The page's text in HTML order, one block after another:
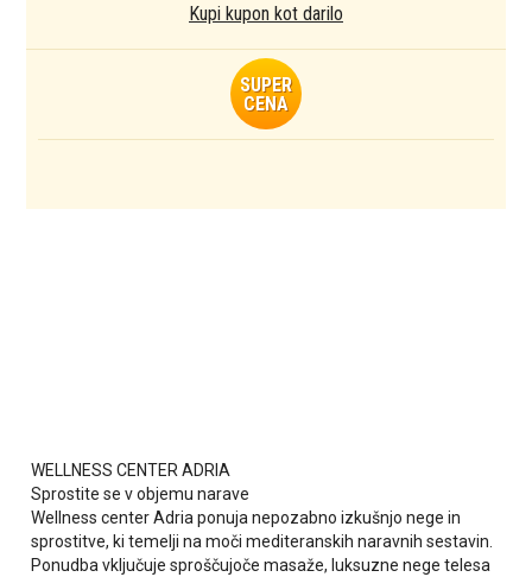
Kupi kupon kot darilo
SUPER
CENA
WELLNESS CENTER ADRIA
Sprostite se v objemu narave
Wellness center Adria ponuja nepozabno izkušnjo nege in
sprostitve, ki temelji na moči mediteranskih naravnih sestavin.
Ponudba vključuje sproščujoče masaže, luksuzne nege telesa